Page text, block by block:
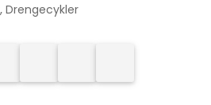
, Drengecykler